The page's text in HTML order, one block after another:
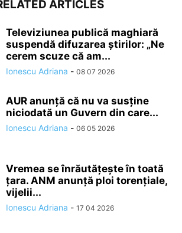
ARTICLES
Televiziunea publică maghiară
suspendă difuzarea ştirilor: „Ne
cerem scuze că am...
Ionescu Adriana - 08 07 2026
AUR anunță că nu va susține
niciodată un Guvern din care...
Ionescu Adriana - 06 05 2026
Vremea se înrăutăţeşte în toată
ţara. ANM anunță ploi torențiale,
vijelii...
Ionescu Adriana - 17 04 2026